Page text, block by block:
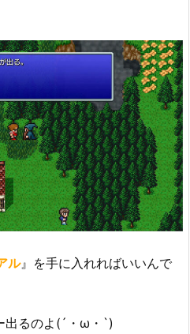
ル』を手に入れればいいんで
出るのよ(´・ω・`)